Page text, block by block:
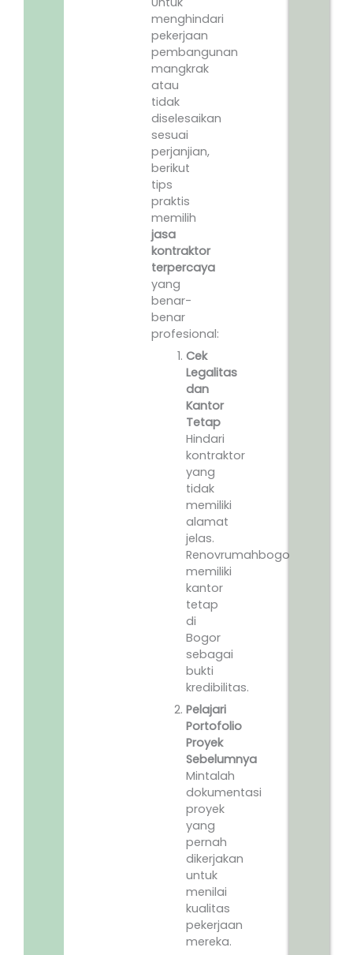
menghindari
pekerjaan
pembangunan
mangkrak
atau
tidak
diselesaikan
sesuai
perjanjian,
berikut
tips
praktis
memilih
jasa
kontraktor
terpercaya
yang
benar-
benar
profesional:
Cek
Legalitas
dan
Kantor
Tetap
Hindari
kontraktor
yang
tidak
memiliki
alamat
jelas.
Renovrumahbogor.id
memiliki
kantor
tetap
di
Bogor
sebagai
bukti
kredibilitas.
Pelajari
Portofolio
Proyek
Sebelumnya
Mintalah
dokumentasi
proyek
yang
pernah
dikerjakan
untuk
menilai
kualitas
pekerjaan
mereka.